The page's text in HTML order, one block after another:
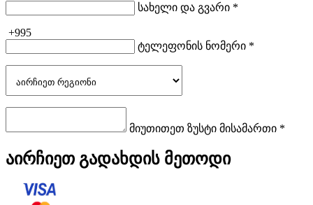
სახელი და გვარი *
+995
ტელეფონის ნომერი *
მიუთითეთ ზუსტი მისამართი *
აირჩიეთ გადახდის მეთოდი